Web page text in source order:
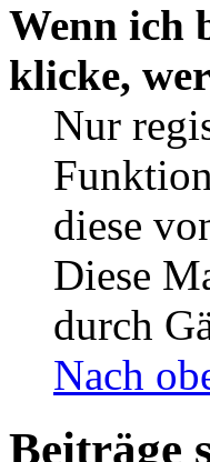
Wenn ich
klicke,
Nur
diese
Diese
durch
Nach
Beiträge